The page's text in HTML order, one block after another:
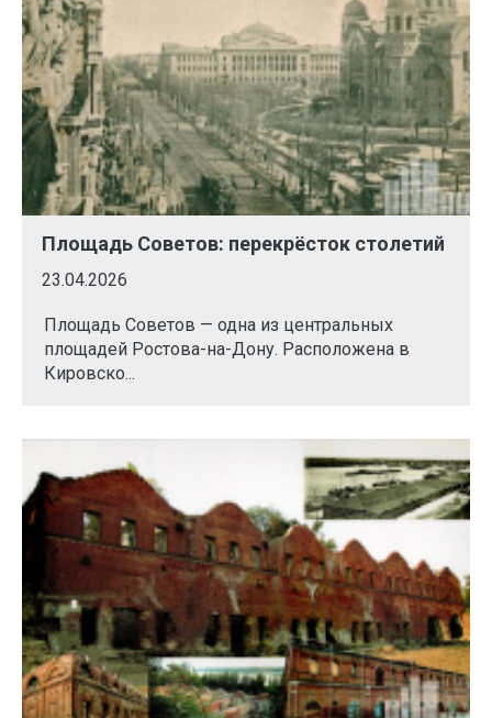
Площадь Советов: перекрёсток столетий
23.04.2026
Площадь Советов — одна из центральных
площадей Ростова-на-Дону. Расположена в
Кировско...